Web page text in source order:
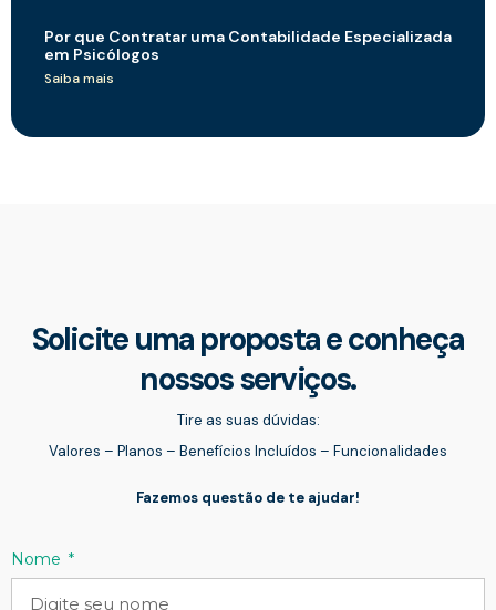
Por que Contratar uma Contabilidade Especializada
em Psicólogos
Saiba mais
Solicite uma proposta e conheça
nossos serviços.
Tire as suas dúvidas:
Valores – Planos – Benefícios Incluídos – Funcionalidades
Fazemos questão de te ajudar!
Nome